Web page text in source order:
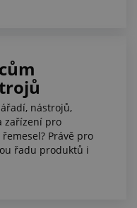
nástrojů,
zařízení pro
Právě pro
řadu produktů i